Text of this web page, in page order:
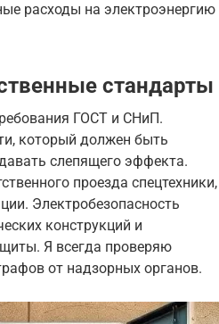
расходы на электроэнергию
стандарты
ГОСТ и СНиП.
который должен быть
слепящего эффекта.
проезда спецтехники,
Электробезопасность
конструкций и
Я всегда проверяю
от надзорных органов.